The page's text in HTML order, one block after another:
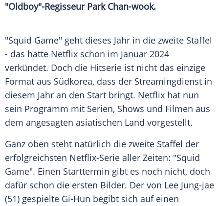
"Oldboy"-Regisseur Park Chan-wook.
"Squid Game" geht dieses Jahr in die zweite Staffel
- das hatte Netflix schon im Januar 2024
verkündet. Doch die Hitserie ist nicht das einzige
Format aus Südkorea, dass der Streamingdienst in
diesem Jahr an den Start bringt. Netflix hat nun
sein Programm mit Serien, Shows und Filmen aus
dem angesagten asiatischen Land vorgestellt.
Ganz oben steht natürlich die zweite Staffel der
erfolgreichsten Netflix-Serie aller Zeiten: "Squid
Game". Einen Starttermin gibt es noch nicht, doch
dafür schon die ersten Bilder. Der von Lee Jung-jae
(51) gespielte Gi-Hun begibt sich auf einen